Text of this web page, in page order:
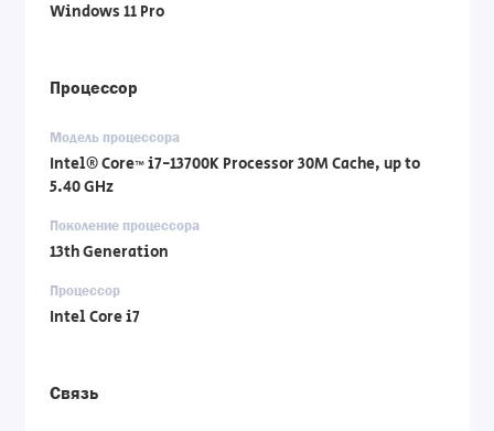
Windows 11 Pro
Процессор
Модель процессора
Intel® Core™ i7-13700K Processor 30M Cache, up to
5.40 GHz
Поколение процессора
13th Generation
Процессор
Intel Core i7
Связь